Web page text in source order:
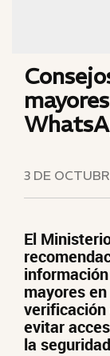
3 DE
El
mayores en
verificación
evitar
la